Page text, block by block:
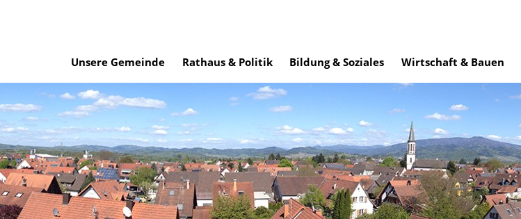
Unsere Gemeinde Rathaus & Politik Bildung & Soziales Wirtschaft & Bauen